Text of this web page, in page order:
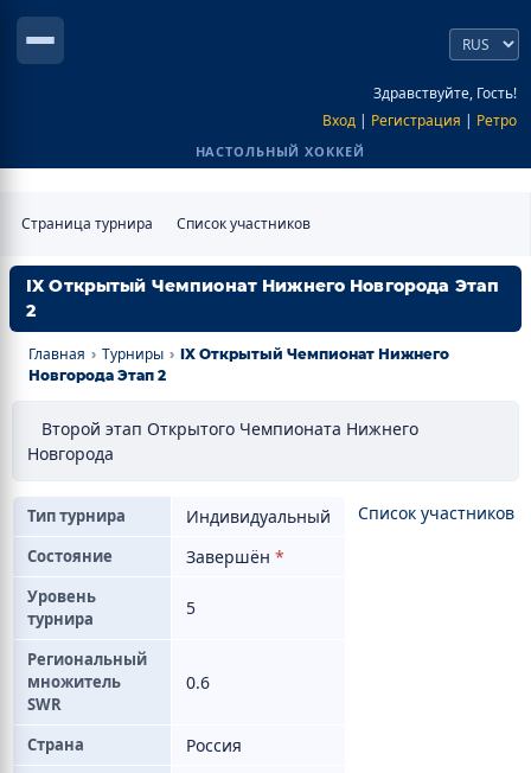
Здравствуйте, Гость!
Вход | Регистрация | Ретро
НАСТОЛЬНЫЙ ХОККЕЙ
Страница турнира Список участников
IX Открытый Чемпионат Нижнего Новгорода Этап
2
Главная › Турниры › IX Открытый Чемпионат Нижнего
Новгорода Этап 2
Второй этап Открытого Чемпионата Нижнего
Новгорода
Список участников
Тип турнира Индивидуальный
Состояние Завершён *
Уровень
турнира
5
Региональный
множитель
SWR
0.6
Страна Россия